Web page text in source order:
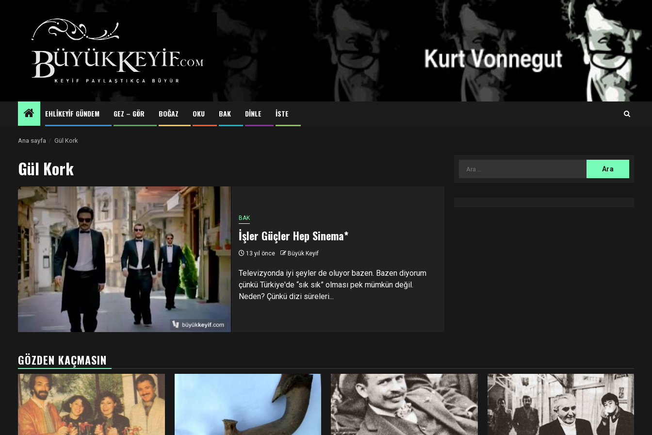
EHLİKEYİF GÜNDEM GEZ – GÖR BOĞAZ OKU BAK DİNLE İSTE
Ana sayfa Gül Kork
Gül Kork
BAK
İşler Güçler Hep Sinema*
13 yıl önce Büyük Keyif
Televizyonda iyi şeyler de oluyor bazen. Bazen diyorum
çünkü Türkiye'de “sık sık” olması pek mümkün değil.
Neden? Çünkü dizi süreleri...
Arama:
GÖZDEN KAÇMASIN